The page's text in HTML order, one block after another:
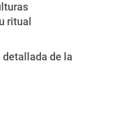
ritual
de la